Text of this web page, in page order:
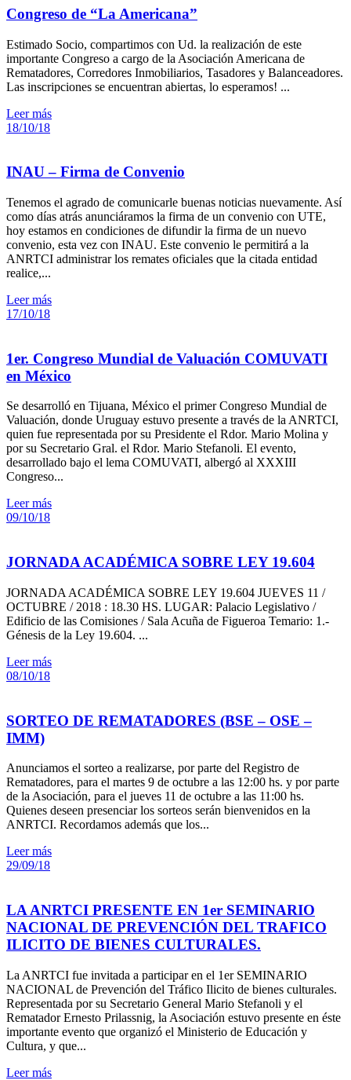
Congreso de “La Americana”
Estimado Socio, compartimos con Ud. la realización de este
importante Congreso a cargo de la Asociación Americana de
Rematadores, Corredores Inmobiliarios, Tasadores y Balanceadores.
Las inscripciones se encuentran abiertas, lo esperamos! ...
Leer más
18/10/18
INAU – Firma de Convenio
Tenemos el agrado de comunicarle buenas noticias nuevamente. Así
como días atrás anunciáramos la firma de un convenio con UTE,
hoy estamos en condiciones de difundir la firma de un nuevo
convenio, esta vez con INAU. Este convenio le permitirá a la
ANRTCI administrar los remates oficiales que la citada entidad
realice,...
Leer más
17/10/18
1er. Congreso Mundial de Valuación COMUVATI
en México
Se desarrolló en Tijuana, México el primer Congreso Mundial de
Valuación, donde Uruguay estuvo presente a través de la ANRTCI,
quien fue representada por su Presidente el Rdor. Mario Molina y
por su Secretario Gral. el Rdor. Mario Stefanoli. El evento,
desarrollado bajo el lema COMUVATI, albergó al XXXIII
Congreso...
Leer más
09/10/18
JORNADA ACADÉMICA SOBRE LEY 19.604
JORNADA ACADÉMICA SOBRE LEY 19.604 JUEVES 11 /
OCTUBRE / 2018 : 18.30 HS. LUGAR: Palacio Legislativo /
Edificio de las Comisiones / Sala Acuña de Figueroa Temario: 1.-
Génesis de la Ley 19.604. ...
Leer más
08/10/18
SORTEO DE REMATADORES (BSE – OSE –
IMM)
Anunciamos el sorteo a realizarse, por parte del Registro de
Rematadores, para el martes 9 de octubre a las 12:00 hs. y por parte
de la Asociación, para el jueves 11 de octubre a las 11:00 hs.
Quienes deseen presenciar los sorteos serán bienvenidos en la
ANRTCI. Recordamos además que los...
Leer más
29/09/18
LA ANRTCI PRESENTE EN 1er SEMINARIO
NACIONAL DE PREVENCIÓN DEL TRAFICO
ILICITO DE BIENES CULTURALES.
La ANRTCI fue invitada a participar en el 1er SEMINARIO
NACIONAL de Prevención del Tráfico Ilicito de bienes culturales.
Representada por su Secretario General Mario Stefanoli y el
Rematador Ernesto Prilassnig, la Asociación estuvo presente en éste
importante evento que organizó el Ministerio de Educación y
Cultura, y que...
Leer más